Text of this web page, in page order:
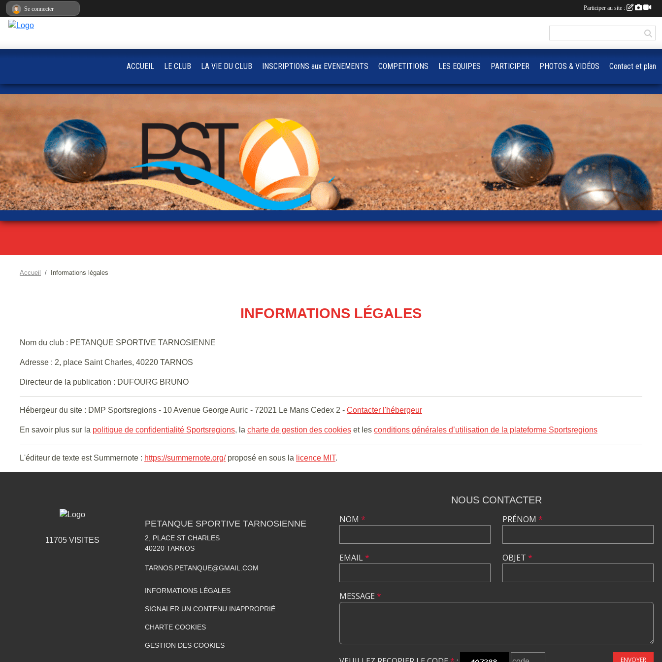
Accueil Informations légales
INFORMATIONS LÉGALES
Nom du club : PETANQUE SPORTIVE TARNOSIENNE
Adresse : 2, place Saint Charles, 40220 TARNOS
Directeur de la publication : DUFOURG BRUNO
Hébergeur du site : DMP Sportsregions - 10 Avenue George Auric - 72021 Le Mans Cedex 2 - Contacter l'hébergeur
En savoir plus sur la politique de confidentialité Sportsregions, la charte de gestion des cookies et les conditions générales d’utilisation de la plateforme Sportsregions
L'éditeur de texte est Summernote : https://summernote.org/proposé en sous la licence MIT.
ACCUEIL LE CLUB LA VIE DU CLUB INSCRIPTIONS aux EVENEMENTS COMPETITIONS LES EQUIPES PARTICIPER PHOTOS & VIDÉOS Contact et plan
11705 VISITES
PETANQUE SPORTIVE TARNOSIENNE
2, PLACE ST CHARLES
40220 TARNOS
TARNOS.PETANQUE@GMAIL.COM
INFORMATIONS LÉGALES
SIGNALER UN CONTENU INAPPROPRIÉ
CHARTE COOKIES
GESTION DES COOKIES
NOUS CONTACTER
NOM *
EMAIL*
PRÉNOM *
OBJET *
MESSAGE *
ENVOYER
Se connecter Participer au site :
Panneau de gestion des cookies